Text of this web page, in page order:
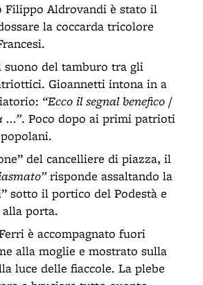
Filippo Aldrovandi è stato il
la coccarda tricolore
suono del tamburo tra gli
Gioannetti intona in a
“Ecco il segnal benefico /
...”. Poco dopo ai primi patrioti
del cancelliere di piazza, il
risponde assaltando la
sotto il portico del Podestà e
porta.
è accompagnato fuori
alla moglie e mostrato sulla
luce delle fiaccole. La plebe